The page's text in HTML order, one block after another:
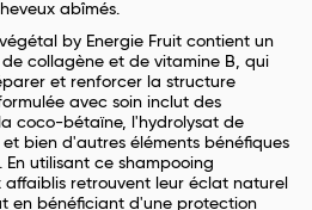
abîmés.
by Energie Fruit contient un
collagène et de vitamine B, qui
et renforcer la structure
avec soin inclut des
coco-bétaïne, l'hydrolysat de
bien d'autres éléments bénéfiques
utilisant ce shampooing
affaiblis retrouvent leur éclat naturel
en bénéficiant d'une protection